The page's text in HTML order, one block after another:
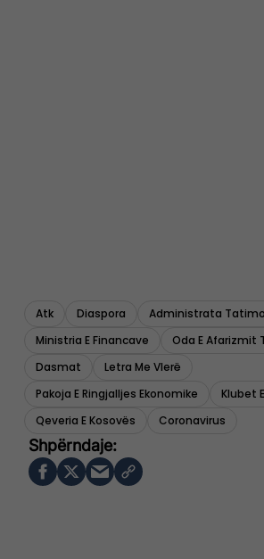
Atk Diaspora
Administrata
Ministria E Financave
Oda E Afarizmit
Dasmat
Letra Me Vlerë
Pakoja E Ringjalljes Ekonomike
Klubet
Qeveria E Kosovës
Coronavirus